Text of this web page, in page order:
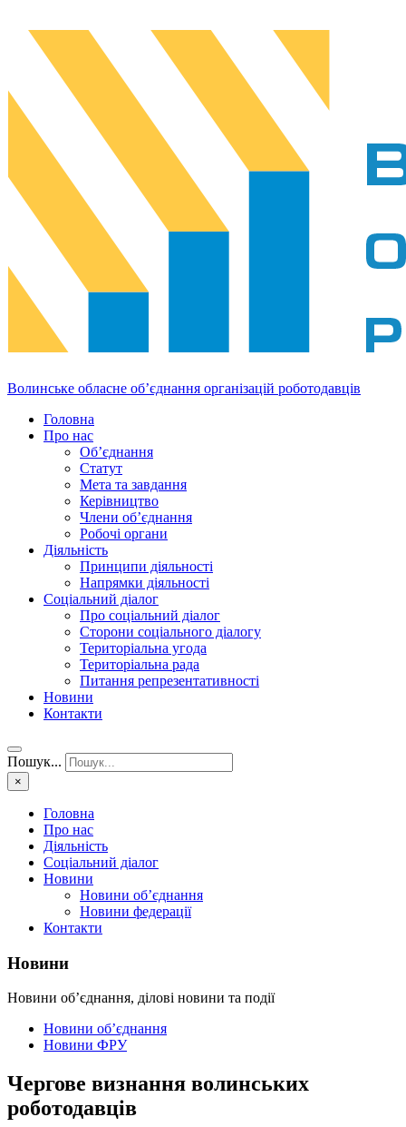
Волинське обласне об’єднання організацій роботодавців
Головна
Про нас
Об’єднання
Статут
Мета та завдання
Керівництво
Члени об’єднання
Робочі органи
Діяльність
Принципи діяльності
Напрямки діяльності
Соціальний діалог
Про соціальний діалог
Сторони соціального діалогу
Територіальна угода
Територіальна рада
Питання репрезентативності
Новини
Контакти
Пошук...
×
Головна
Про нас
Діяльність
Соціальний діалог
Новини
Новини об’єднання
Новини федерації
Контакти
Новини
Новини об’єднання, ділові новини та події
Новини об’єднання
Новини ФРУ
Чергове визнання волинських
роботодавців